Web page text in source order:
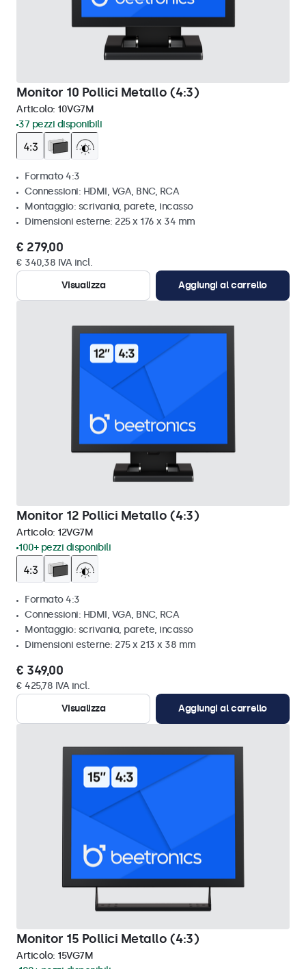
Monitor 10 Pollici Metallo (4:3)
Articolo: 10VG7M
37 pezzi disponibili
Formato 4:3
Connessioni: HDMI, VGA, BNC, RCA
Montaggio: scrivania, parete, incasso
Dimensioni esterne: 225 x 176 x 34 mm
€ 279,00
€ 340,38 IVA incl.
Visualizza
Aggiungi al carrello
Monitor 12 Pollici Metallo (4:3)
Articolo: 12VG7M
100+ pezzi disponibili
Formato 4:3
Connessioni: HDMI, VGA, BNC, RCA
Montaggio: scrivania, parete, incasso
Dimensioni esterne: 275 x 213 x 38 mm
€ 349,00
€ 425,78 IVA incl.
Visualizza
Aggiungi al carrello
Monitor 15 Pollici Metallo (4:3)
Articolo: 15VG7M